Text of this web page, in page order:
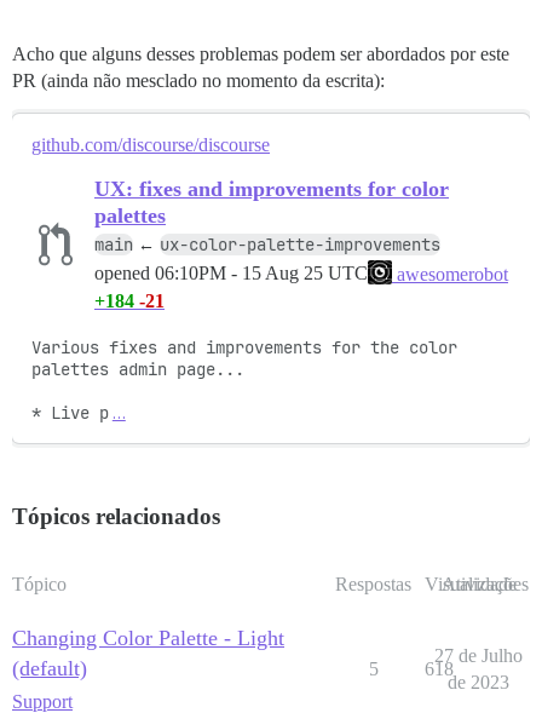
Acho que alguns desses problemas podem ser abordados por este
PR (ainda não mesclado no momento da escrita):
github.com/discourse/discourse
UX: fixes and improvements for color
palettes
main ← ux-color-palette-improvements
opened 06:10PM - 15 Aug 25 UTC
awesomerobot
+184 -21
Various fixes and improvements for the color
palettes admin page...
* Live p …
Tópicos relacionados
Tópico Respostas Visualizações
Atividade
Changing Color Palette - Light
(default)
Support
5 618
27 de Julho
de 2023